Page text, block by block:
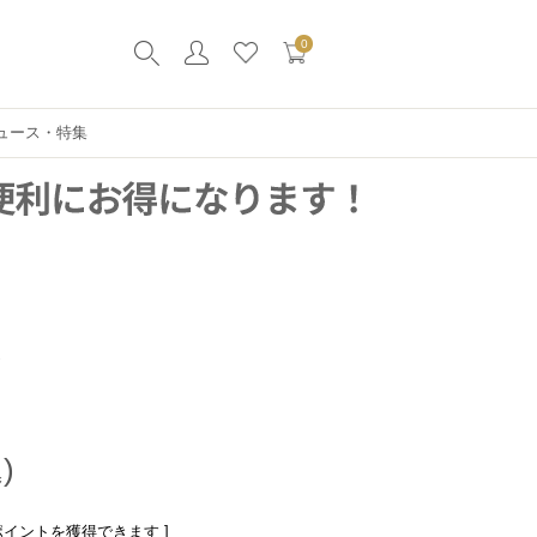
0
ース・特集
ントを獲得できます ]